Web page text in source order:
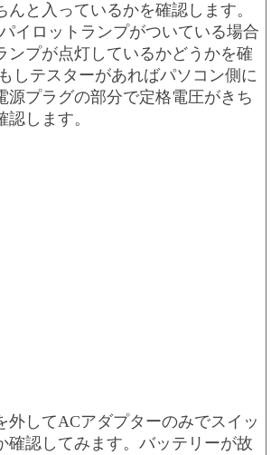
んと入っているかを確認します。
イロットランプがついている場合
ンプが点灯しているかどうかを確
しテスターがあればパソコン側に
源プラグの部分で定格電圧がきち
します。
外してACアダプターのみでスイッ
確認してみます。バッテリーが故